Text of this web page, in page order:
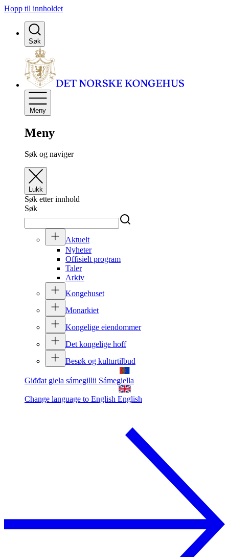
Hopp til innholdet
Søk
Meny
Meny
Søk og naviger
Lukk
Søk etter innhold
Søk
Aktuelt
Nyheter
Offisielt program
Taler
Arkiv
Kongehuset
Monarkiet
Kongelige eiendommer
Det kongelige hoff
Besøk og kulturtilbud
Giđđat giela sámegillii Sámegiella
Change language to English English